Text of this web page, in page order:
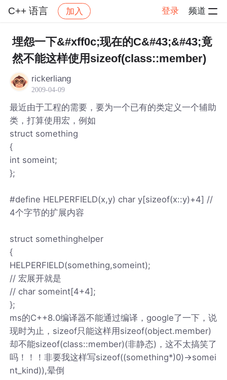
C++ 语言 加入 登录 频道
社区 C++ 语言 帖子详情
埋怨一下&#xff0c;现在的C&#43;&#43;竟
然不能这样使用sizeof(class::member)
rickerliang
2009-04-09
最近由于工程的需要，要为一个已有的类定义一个辅助
类，打算使用宏，例如
struct something
{
int someint;
};
#define HELPERFIELD(x,y) char y[sizeof(x::y)+4] //
4个字节的扩展内容
struct somethinghelper
{
HELPERFIELD(something,someint);
// 宏展开就是
// char someint[4+4];
};
ms的C++8.0编译器不能通过编译，google了一下，说
现时为止，sizeof只能这样用sizeof(object.member)
却不能sizeof(class::member)(非静态)，这不太搞笑了
吗！！！非要我这样写sizeof((something*)0)->somei
nt_kind)),晕倒